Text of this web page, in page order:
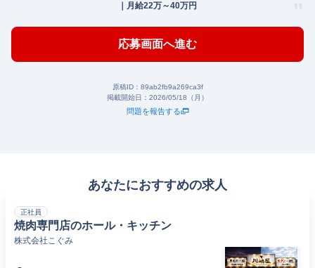
｜月給22万～40万円
応募画面へ進む
原稿ID： 89ab2fb9a269ca3f
掲載開始日： 2026/05/18（月）
問題を報告する
あなたにおすすめの求人
正社員
焼肉専門店のホール・キッチン
株式会社こぐみ